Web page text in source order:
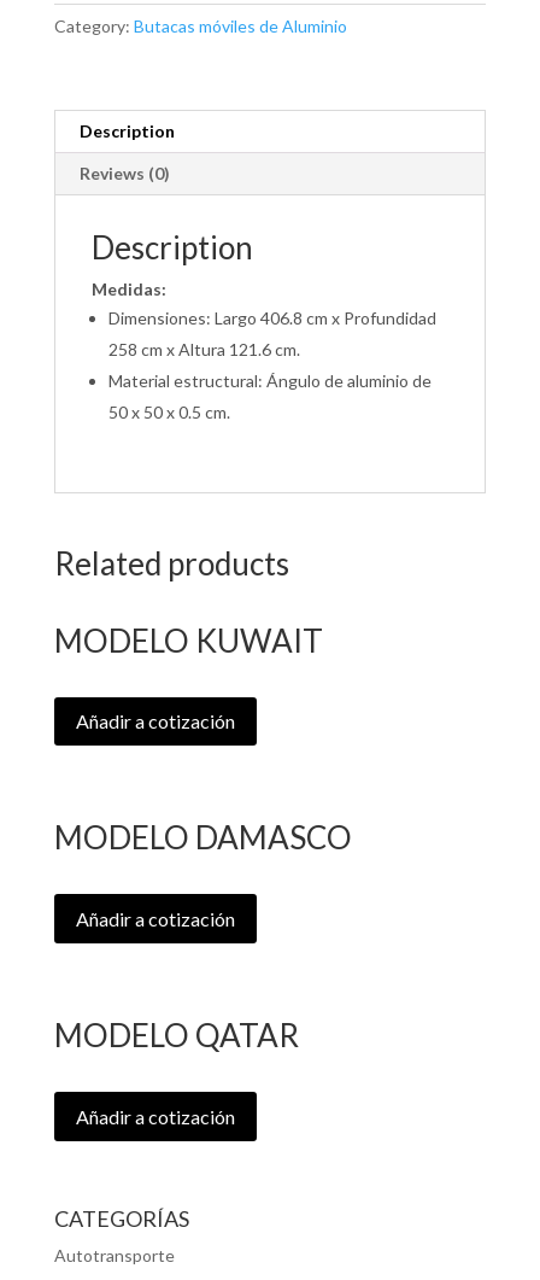
Category: Butacas móviles de Aluminio
Description
Reviews (0)
Description
Medidas:
Dimensiones: Largo 406.8 cm x Profundidad
258 cm x Altura 121.6 cm.
Material estructural: Ángulo de aluminio de
50 x 50 x 0.5 cm.
Related products
MODELO KUWAIT
Añadir a cotización
MODELO DAMASCO
Añadir a cotización
MODELO QATAR
Añadir a cotización
CATEGORÍAS
Autotransporte